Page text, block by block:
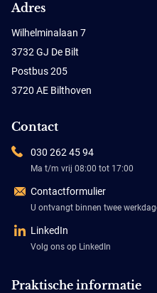
Adres
Wilhelminalaan 7
3732 GJ De Bilt
Postbus 205
3720 AE Bilthoven
Contact
030 262 45 94
Ma t/m vrij 08:00 tot 17:00
Contactformulier
U ontvangt binnen twee
LinkedIn
Volg ons op LinkedIn
Praktische informatie